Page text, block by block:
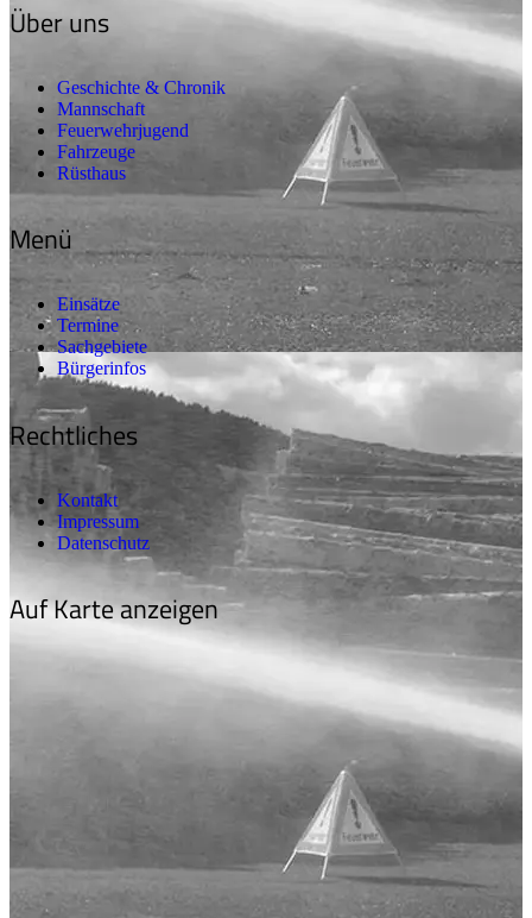
Über uns
Geschichte & Chronik
Mannschaft
Feuerwehrjugend
Fahrzeuge
Rüsthaus
Menü
Einsätze
Termine
Sachgebiete
Bürgerinfos
Rechtliches
Kontakt
Impressum
Datenschutz
Auf Karte anzeigen